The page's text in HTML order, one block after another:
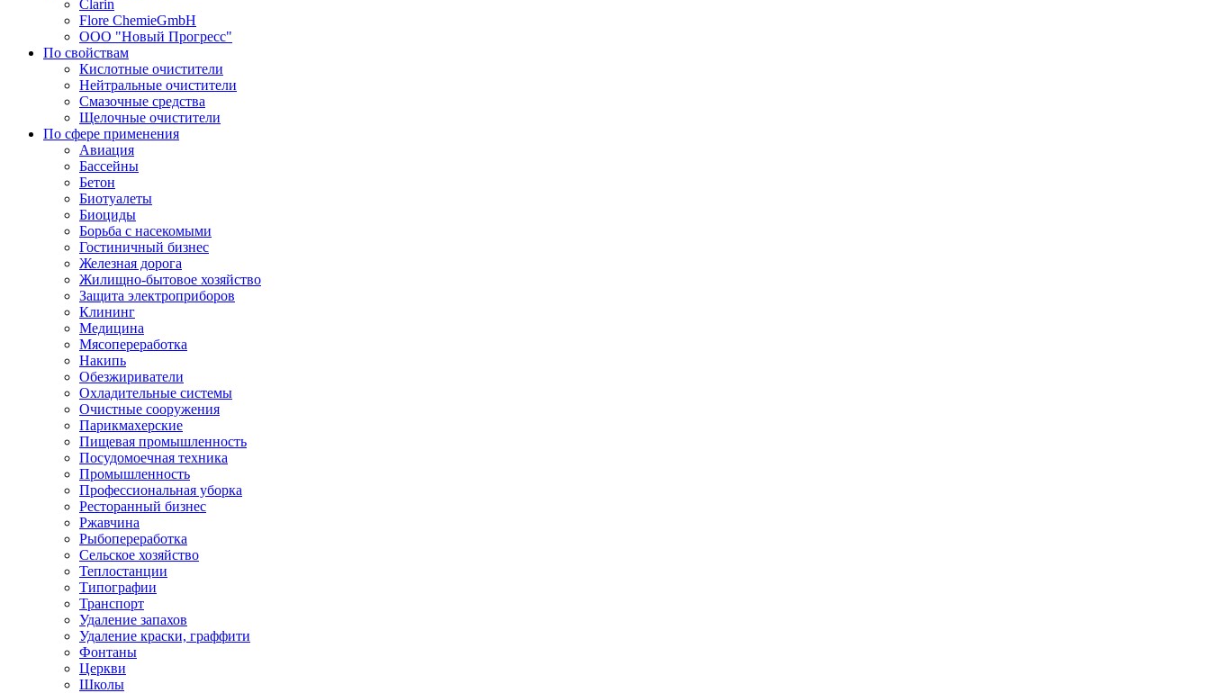
Clarin
Flore ChemieGmbH
ООО "Новый Прогресс"
По свойствам
Кислотные очистители
Нейтральные очистители
Смазочные средства
Щелочные очистители
По сфере применения
Авиация
Бассейны
Бетон
Биотуалеты
Биоциды
Борьба с насекомыми
Гостиничный бизнес
Железная дорога
Жилищно-бытовое хозяйство
Защита электроприборов
Клининг
Медицина
Мясопереработка
Накипь
Обезжириватели
Охладительные системы
Очистные сооружения
Парикмахерские
Пищевая промышленность
Посудомоечная техника
Промышленность
Профессиональная уборка
Ресторанный бизнес
Ржавчина
Рыбопереработка
Сельское хозяйство
Теплостанции
Типографии
Транспорт
Удаление запахов
Удаление краски, граффити
Фонтаны
Церкви
Школы